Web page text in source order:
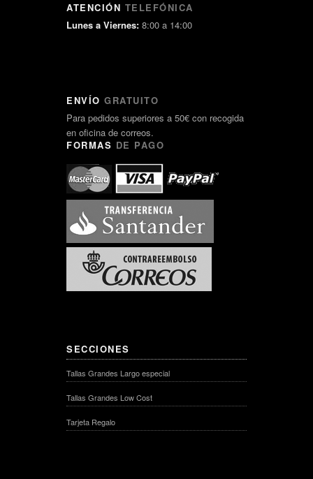
ATENCIÓN TELEFÓNICA
Lunes a Viernes: 8:00 a 14:00
ENVÍO GRATUITO
Para pedidos superiores a 50€ con recogida
en oficina de correos.
FORMAS DE PAGO
SECCIONES
Tallas Grandes Largo especial
Tallas Grandes Low Cost
Tarjeta Regalo